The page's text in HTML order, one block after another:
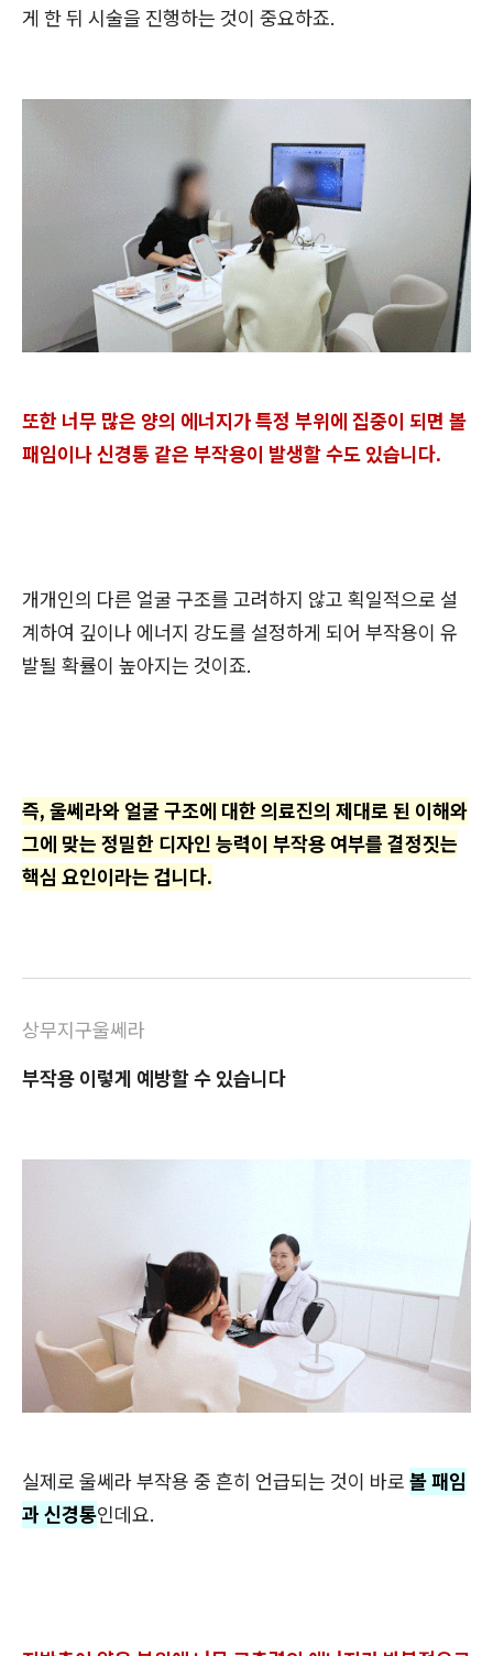
게 한 뒤 시술을 진행하는 것이 중요하죠.
또한 너무 많은 양의 에너지가 특정 부위에 집중이 되면 볼
패임이나 신경통 같은 부작용이 발생할 수도 있습니다.
개개인의 다른 얼굴 구조를 고려하지 않고 획일적으로 설
계하여 깊이나 에너지 강도를 설정하게 되어 부작용이 유
발될 확률이 높아지는 것이죠.
즉, 울쎄라와 얼굴 구조에 대한 의료진의 제대로 된 이해와
그에 맞는 정밀한 디자인 능력이 부작용 여부를 결정짓는
핵심 요인이라는 겁니다.
상무지구울쎄라
부작용 이렇게 예방할 수 있습니다
실제로 울쎄라 부작용 중 흔히 언급되는 것이 바로 볼 패임
과 신경통인데요.